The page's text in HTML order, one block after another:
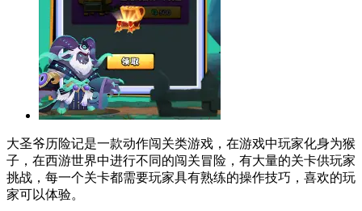
大圣爷历险记是一款动作闯关类游戏，在游戏中玩家化身为猴
子，在西游世界中进行不同的闯关冒险，有大量的关卡供玩家
挑战，每一个关卡都需要玩家具有熟练的操作技巧，喜欢的玩
家可以体验。